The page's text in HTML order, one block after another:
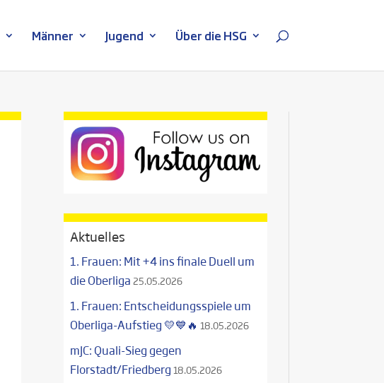
Männer Jugend Über die HSG
Aktuelles
1. Frauen: Mit +4 ins finale Duell um
die Oberliga 25.05.2026
1. Frauen: Entscheidungsspiele um
Oberliga-Aufstieg 💛💙🔥 18.05.2026
mJC: Quali-Sieg gegen
Florstadt/Friedberg 18.05.2026